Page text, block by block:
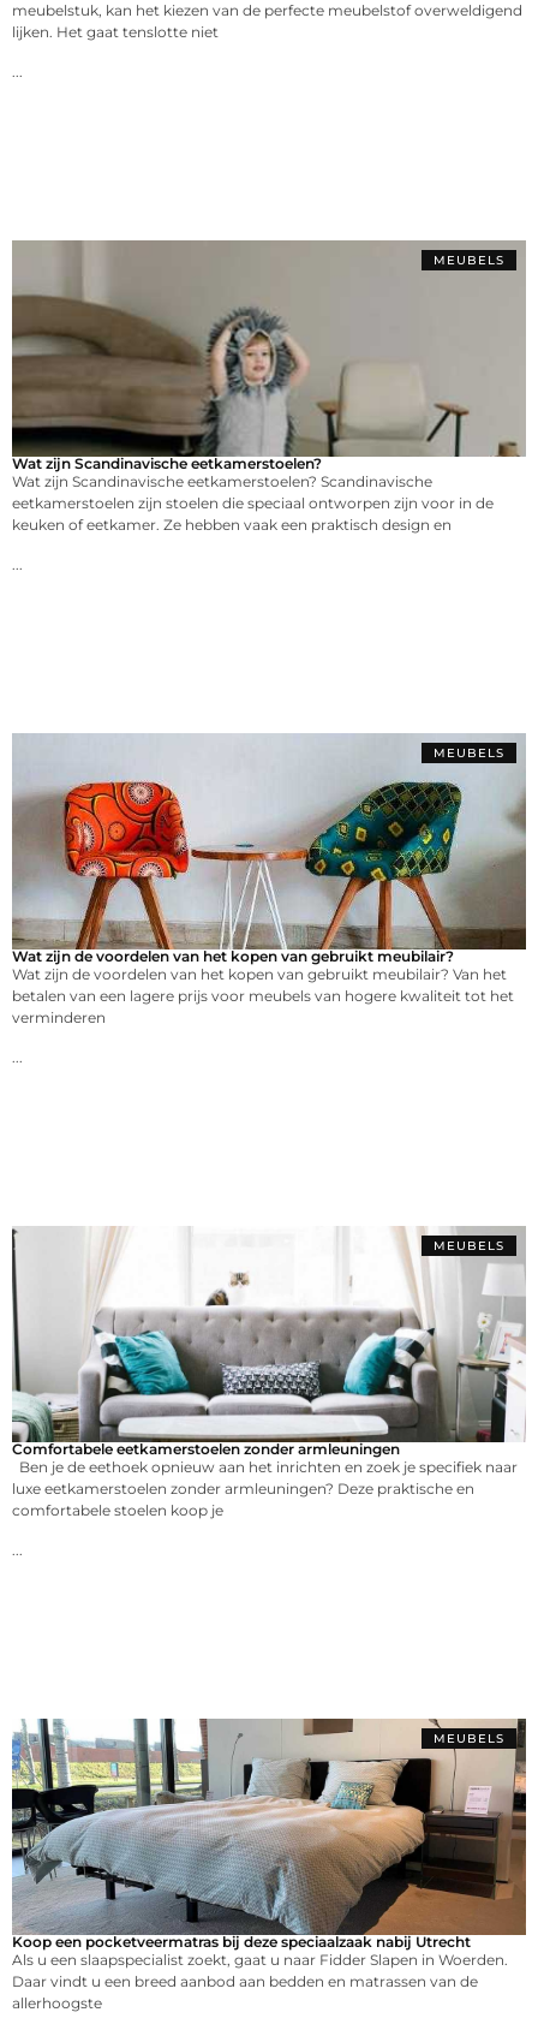
meubelstuk, kan het kiezen van de perfecte meubelstof overweldigend
lijken. Het gaat tenslotte niet
MEUBELS
Wat zijn Scandinavische eetkamerstoelen?
Wat zijn Scandinavische eetkamerstoelen? Scandinavische
eetkamerstoelen zijn stoelen die speciaal ontworpen zijn voor in de
keuken of eetkamer. Ze hebben vaak een praktisch design en
MEUBELS
Wat zijn de voordelen van het kopen van gebruikt meubilair?
Wat zijn de voordelen van het kopen van gebruikt meubilair? Van het
betalen van een lagere prijs voor meubels van hogere kwaliteit tot het
verminderen
MEUBELS
Comfortabele eetkamerstoelen zonder armleuningen
Ben je de eethoek opnieuw aan het inrichten en zoek je specifiek naar
luxe eetkamerstoelen zonder armleuningen? Deze praktische en
comfortabele stoelen koop je
MEUBELS
Koop een pocketveermatras bij deze speciaalzaak nabij Utrecht
Als u een slaapspecialist zoekt, gaat u naar Fidder Slapen in Woerden.
Daar vindt u een breed aanbod aan bedden en matrassen van de
allerhoogste